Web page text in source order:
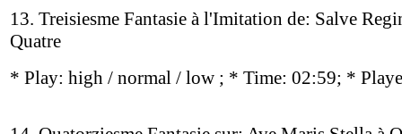
13. Treisiesme Fantasie à l'Imitation de: Salve
Quatre
* Play: high / normal / low ; * Time: 02:59; *